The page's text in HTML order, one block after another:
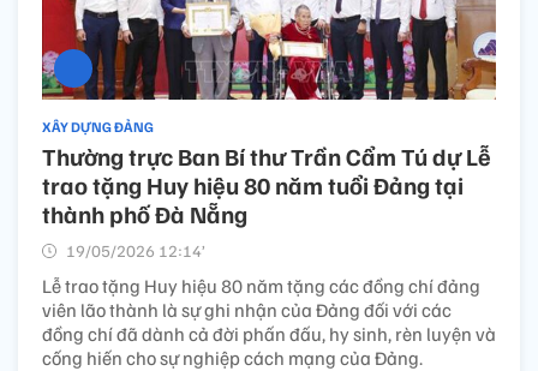
XÂY DỰNG ĐẢNG
Thường trực Ban Bí thư Trần Cẩm Tú dự Lễ
trao tặng Huy hiệu 80 năm tuổi Đảng tại
thành phố Đà Nẵng
19/05/2026 12:14’
Lễ trao tặng Huy hiệu 80 năm tặng các đồng chí đảng
viên lão thành là sự ghi nhận của Đảng đối với các
đồng chí đã dành cả đời phấn đấu, hy sinh, rèn luyện và
cống hiến cho sự nghiệp cách mạng của Đảng.